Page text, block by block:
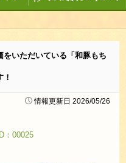
いただいている「和豚もち
情報更新日 2026/05/26
：00025